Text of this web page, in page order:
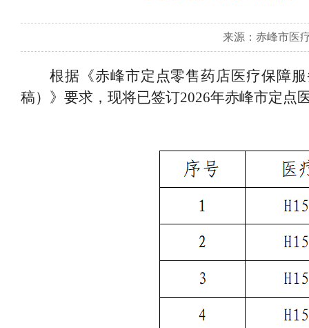
来源：赤峰市医
根据《赤峰市定点零售药店医疗保障
稿）》要求，现将已签订2026年赤峰市定点